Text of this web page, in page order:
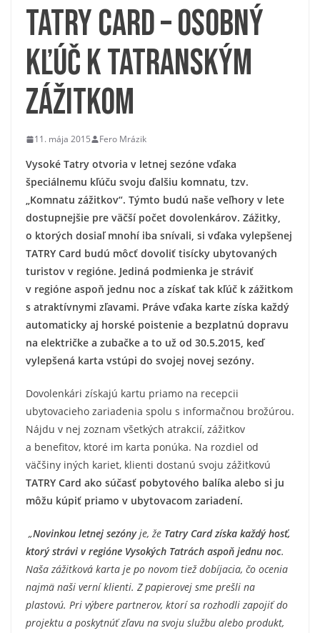
TATRY CARD – osobný
kľúč k tatranským
zážitkom
11. mája 2015 Fero Mrázik
Vysoké Tatry otvoria v letnej sezóne vďaka
špeciálnemu kľúču svoju ďalšiu komnatu, tzv.
„Komnatu zážitkov“. Týmto budú naše veľhory v lete
dostupnejšie pre väčší počet dovolenkárov. Zážitky,
o ktorých dosiaľ mnohí iba snívali, si vďaka vylepšenej
TATRY Card budú môcť dovoliť tisícky ubytovaných
turistov v regióne. Jediná podmienka je stráviť
v regióne aspoň jednu noc a získať tak kľúč k zážitkom
s atraktívnymi zľavami. Práve vďaka karte získa každý
automaticky aj horské poistenie a bezplatnú dopravu
na električke a zubačke a to už od 30.5.2015, keď
vylepšená karta vstúpi do svojej novej sezóny.
Dovolenkári získajú kartu priamo na recepcii
ubytovacieho zariadenia spolu s informačnou brožúrou.
Nájdu v nej zoznam všetkých atrakcií, zážitkov
a benefitov, ktoré im karta ponúka. Na rozdiel od
väčšiny iných kariet, klienti dostanú svoju zážitkovú
TATRY Card ako súčasť pobytového balíka alebo si ju
môžu kúpiť priamo v ubytovacom zariadení.
„Novinkou letnej sezónyje, že Tatry Card získa každý hosť,
ktorý strávi v regióne Vysokých Tatrách aspoň jednu noc.
Naša zážitková karta je po novom tiež dobíjacia, čo ocenia
najmä naši verní klienti. Z papierovej sme prešli na
plastovú. Pri výbere partnerov, ktorí sa rozhodli zapojiť do
projektu a poskytnúť zľavu na svoju službu alebo produkt,